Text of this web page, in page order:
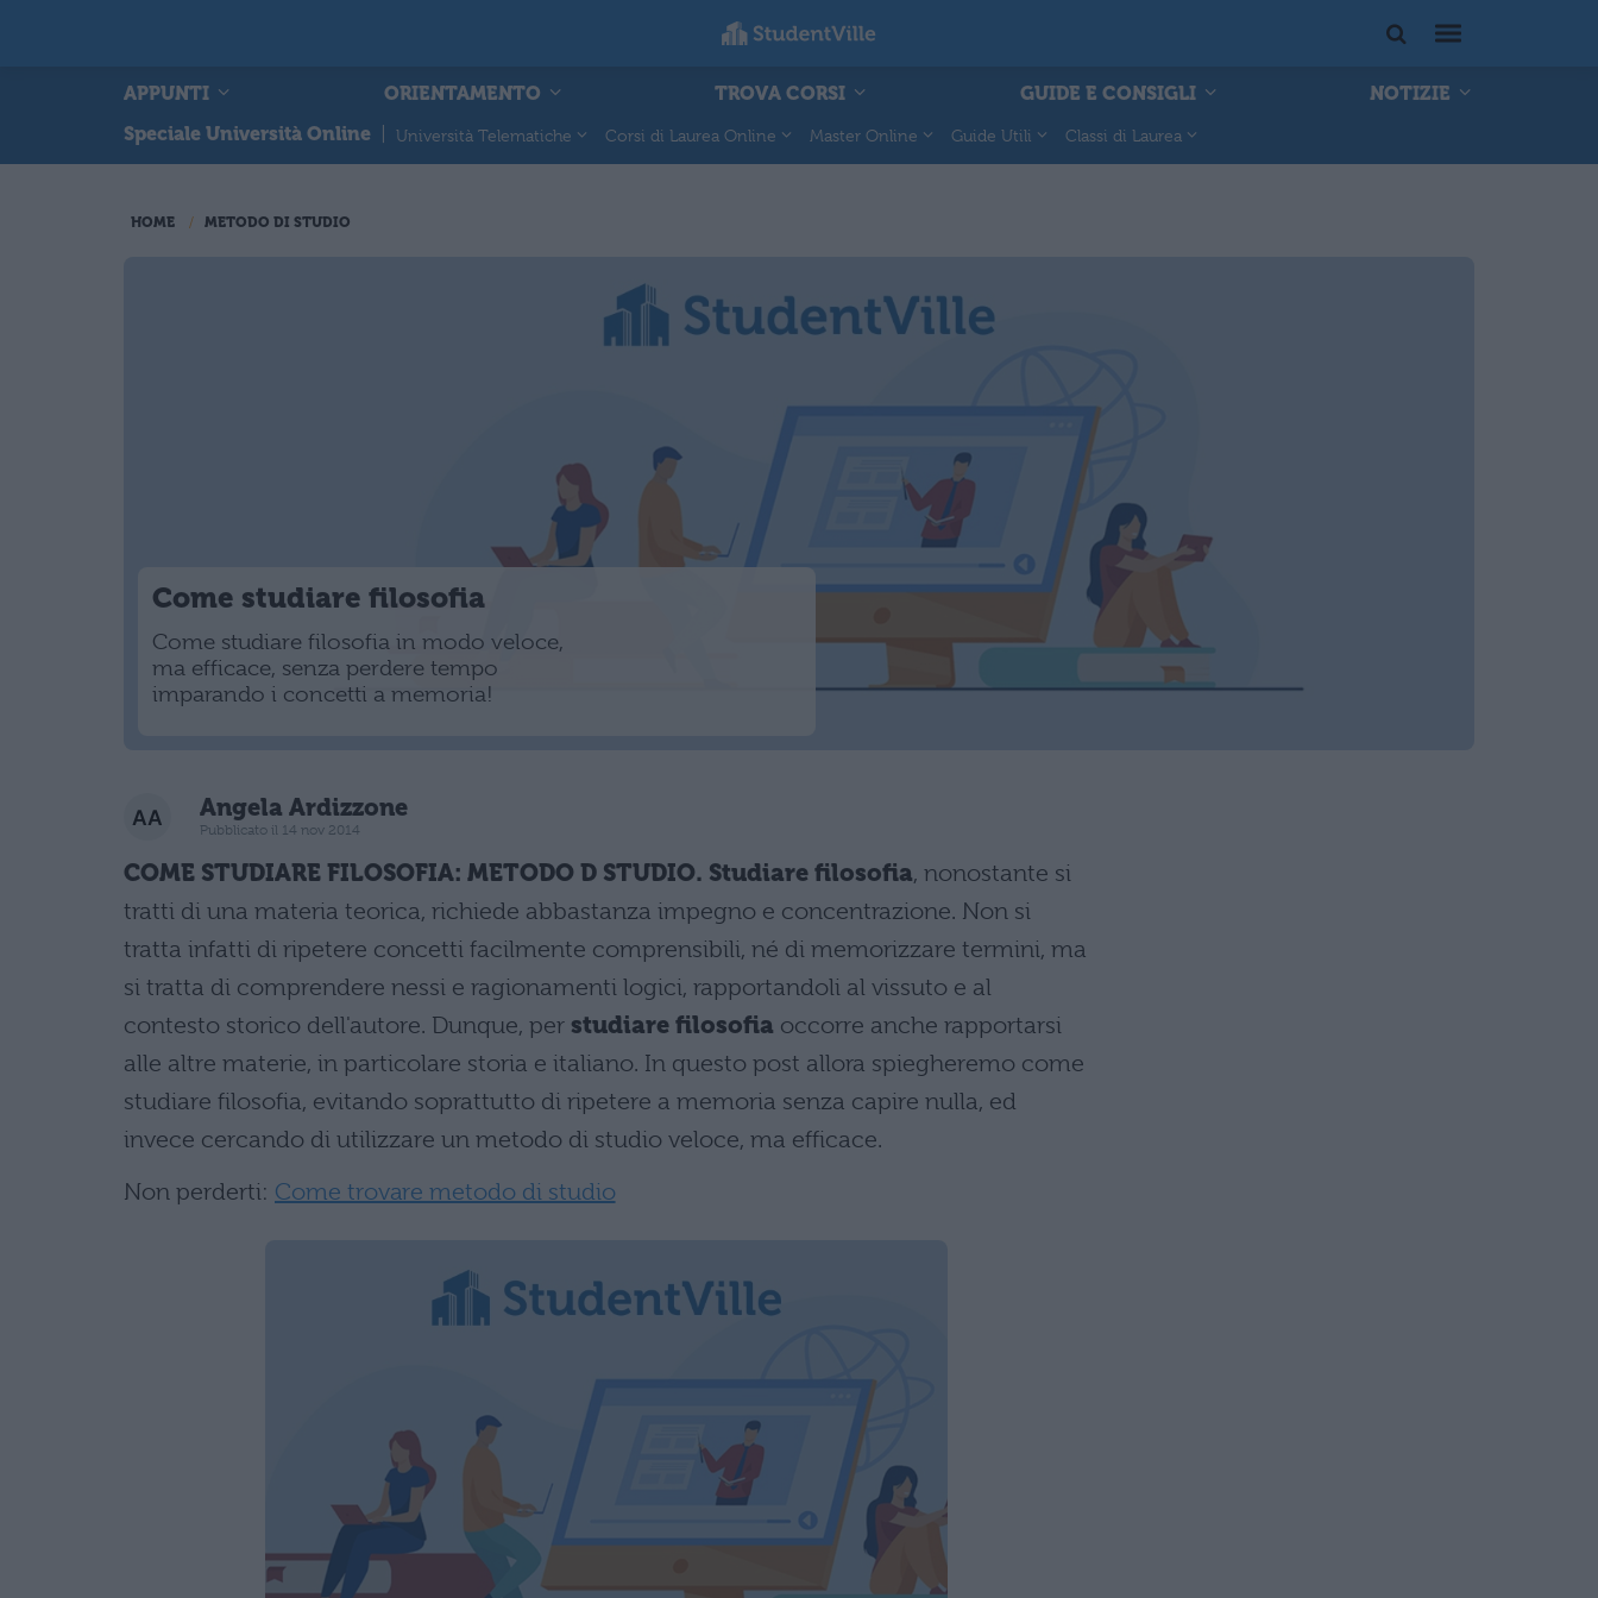
APPUNTI ORIENTAMENTO TROVA CORSI GUIDE E CONSIGLI
NOTIZIE
Speciale Università Online
Università Telematiche Corsi di Laurea Online Master Online Guide Utili Classi di Laurea
HOME METODO DI STUDIO
Come studiare filosofia
Come studiare filosofia in modo veloce,
ma efficace, senza perdere tempo
imparando i concetti a memoria!
Angela Ardizzone
Pubblicato il 14 nov 2014
COME STUDIARE FILOSOFIA: METODO D STUDIO. Studiare filosofia, nonostante si
tratti di una materia teorica, richiede abbastanza impegno e concentrazione. Non si
tratta infatti di ripetere concetti facilmente comprensibili, né di memorizzare termini, ma
si tratta di comprendere nessi e ragionamenti logici, rapportandoli al vissuto e al
contesto storico dell'autore. Dunque, per studiare filosofia occorre anche rapportarsi
alle altre materie, in particolare storia e italiano. In questo post allora spiegheremo come
studiare filosofia, evitando soprattutto di ripetere a memoria senza capire nulla, ed
invece cercando di utilizzare un metodo di studio veloce, ma efficace.
Non perderti: Come trovare metodo di studio